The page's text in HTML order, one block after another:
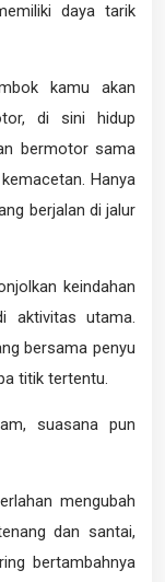
daya tarik
kamu akan
di sini hidup
bermotor sama
Hanya
berjalan di jalur
keindahan
aktivitas utama.
bersama penyu
titik tertentu.
suasana pun
mengubah
dan santai,
bertambahnya